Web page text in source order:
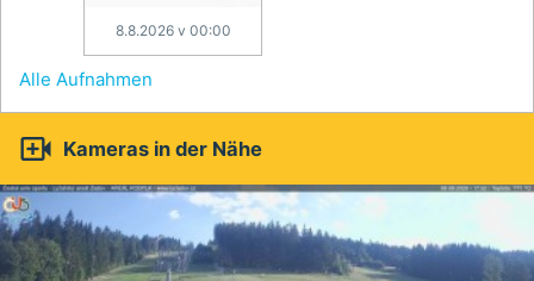
8.8.2026 v 00:00
Alle Aufnahmen
 Kameras in der Nähe